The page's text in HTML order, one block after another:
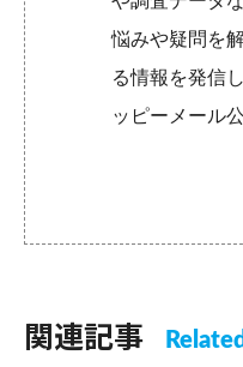
悩みや疑問を
る情報を発
ッピーメール
関連記事